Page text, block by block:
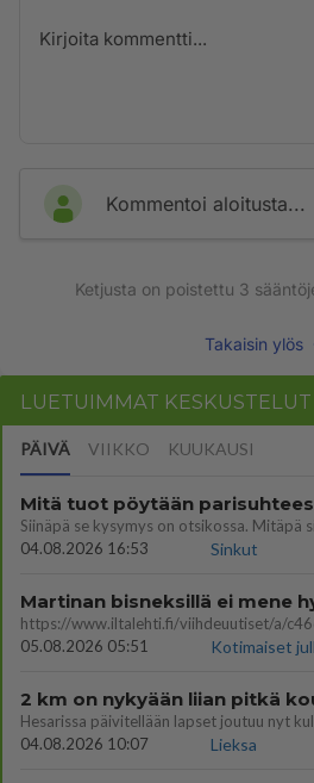
Kommentoi aloitusta...
Ketjusta on poistettu 3
Takaisin ylös
LUETUIMMAT KESKUSTELUT
PÄIVÄ VIIKKO KUUKAUSI
Mitä tuot pöytään
04.08.2026 16:53
Sinkut
Martinan bisneksillä ei mene
05.08.2026 05:51
Kotimaiset
2 km on nykyään liian pitkä
04.08.2026 10:07
Lieksa